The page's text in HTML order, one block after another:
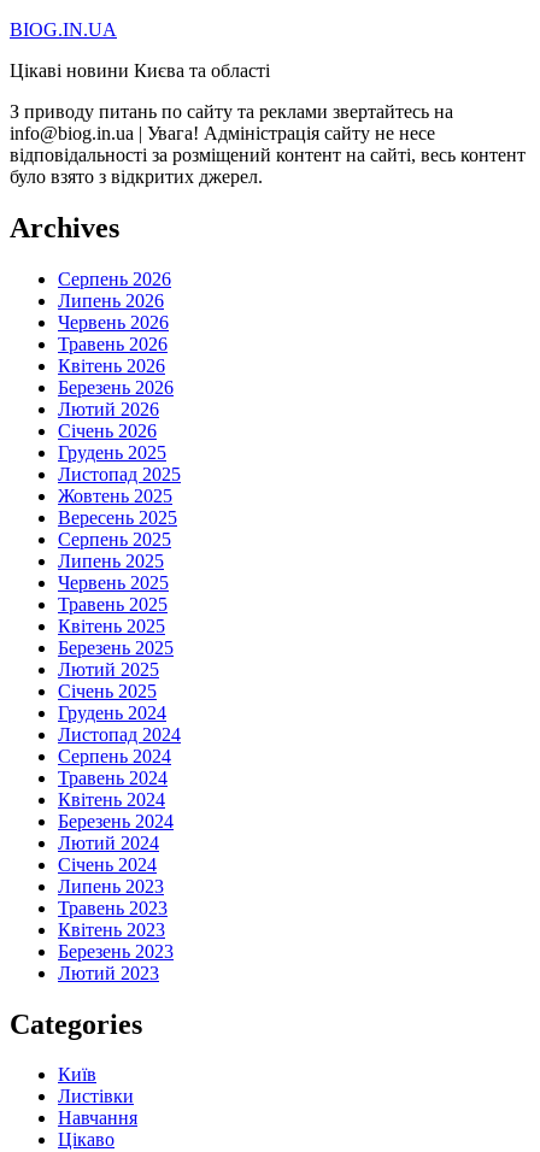
BIOG.IN.UA
Цікаві новини Києва та області
З приводу питань по сайту та реклами звертайтесь на
info@biog.in.ua | Увага! Адміністрація сайту не несе
відповідальності за розміщений контент на сайті, весь контент
було взято з відкритих джерел.
Archives
Серпень 2026
Липень 2026
Червень 2026
Травень 2026
Квітень 2026
Березень 2026
Лютий 2026
Січень 2026
Грудень 2025
Листопад 2025
Жовтень 2025
Вересень 2025
Серпень 2025
Липень 2025
Червень 2025
Травень 2025
Квітень 2025
Березень 2025
Лютий 2025
Січень 2025
Грудень 2024
Листопад 2024
Серпень 2024
Травень 2024
Квітень 2024
Березень 2024
Лютий 2024
Січень 2024
Липень 2023
Травень 2023
Квітень 2023
Березень 2023
Лютий 2023
Categories
Київ
Листівки
Навчання
Цікаво